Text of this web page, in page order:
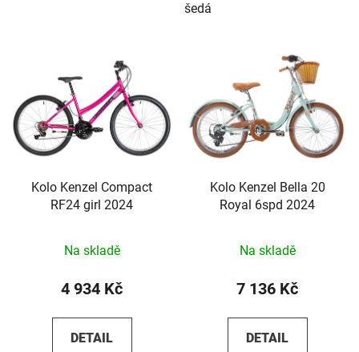
šedá
Kolo Kenzel Compact
RF24 girl 2024
Na skladě
4 934 Kč
DETAIL
Kolo Kenzel Bella 20
Royal 6spd 2024
Na skladě
7 136 Kč
DETAIL